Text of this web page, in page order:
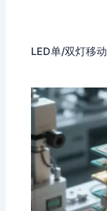
LED单/双灯移